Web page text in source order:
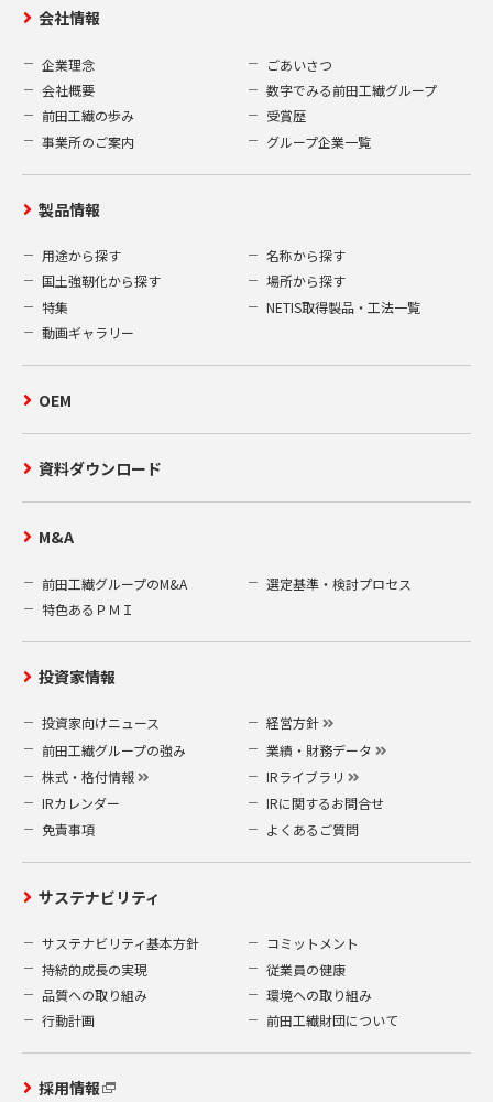
会社情報
企業理念
ごあいさつ
会社概要
数字でみる前田工繊グループ
前田工繊の歩み
受賞歴
事業所のご案内
グループ企業一覧
製品情報
用途から探す
名称から探す
国土強靭化から探す
場所から探す
特集
NETIS取得製品・工法一覧
動画ギャラリー
OEM
資料ダウンロード
M&A
前田工繊グループのM&A
選定基準・検討プロセス
特色あるＰＭＩ
投資家情報
投資家向けニュース
経営方針
前田工繊グループの強み
業績・財務データ
株式・格付情報
IRライブラリ
IRカレンダー
IRに関するお問合せ
免責事項
よくあるご質問
サステナビリティ
サステナビリティ基本方針
コミットメント
持続的成長の実現
従業員の健康
品質への取り組み
環境への取り組み
行動計画
前田工繊財団について
採用情報